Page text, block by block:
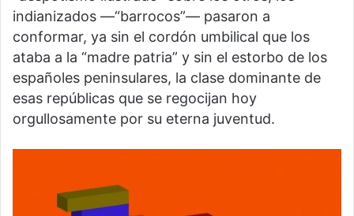
indianizados —“barrocos”— pasaron a
conformar, ya sin el cordón umbilical que los
ataba a la “madre patria” y sin el estorbo de los
españoles peninsulares, la clase dominante de
esas repúblicas que se regocijan hoy
orgullosamente por su eterna juventud.